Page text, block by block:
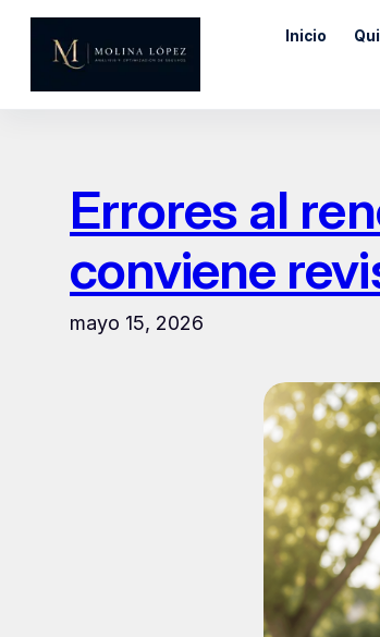
Saltar
contenido
Inicio
Errores al
conviene
mayo 15, 2026